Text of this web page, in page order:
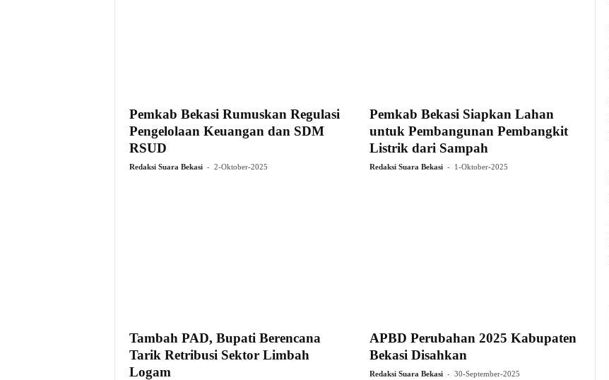
Pemkab Bekasi Rumuskan Regulasi
Pengelolaan Keuangan dan SDM
RSUD
Redaksi Suara Bekasi - 2-Oktober-2025
Pemkab Bekasi Siapkan Lahan
untuk Pembangunan Pembangkit
Listrik dari Sampah
Redaksi Suara Bekasi - 1-Oktober-2025
Tambah PAD, Bupati Berencana
Tarik Retribusi Sektor Limbah
Logam
APBD Perubahan 2025 Kabupaten
Bekasi Disahkan
Redaksi Suara Bekasi - 30-September-2025